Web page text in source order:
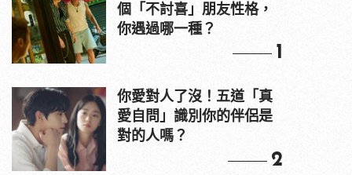
個「不討喜」朋友性格，
你遇過哪一種？
1
你愛對人了沒！五道「真
愛自問」識別你的伴侶是
對的人嗎？
2